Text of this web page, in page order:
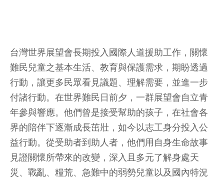
台灣世界展望會長期投入國際人道援助工作，關懷
難民兒童之基本生活、教育與保護需求，期盼透過
行動，讓更多民眾看見議題、理解需要，並進一步
付諸行動。在世界難民日前夕，一群展望會自立青
年參與響應。他們曾是接受幫助的孩子，在社會各
界的陪伴下逐漸成長茁壯，如今以志工身分投入公
益行動。從受助者到助人者，他們用自身生命故事
見證關懷所帶來的改變，深入且多元了解身處天
災、戰亂、糧荒、急難中的弱勢兒童以及國內特況